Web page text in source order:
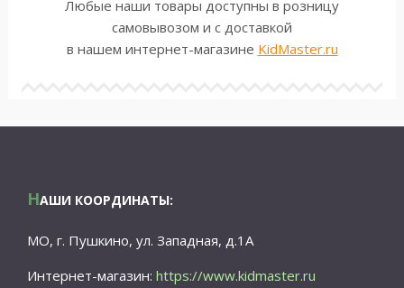
Любые наши товары доступны в розницу
самовывозом и с доставкой
в нашем интернет-магазине KidMaster.ru
НАШИ КООРДИНАТЫ:
МО, г. Пушкино, ул. Западная, д.1А
Интернет-магазин:https://www.kidmaster.ru